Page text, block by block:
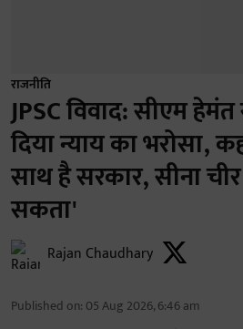
राजनीति
JPSC विवाद: सीएम हेमंत
दिया न्याय का भरोसा,
साथ है सरकार, सीना
सकता'
Rajan Chaudhary
Published on: 05 Aug 2026, 6:46 am